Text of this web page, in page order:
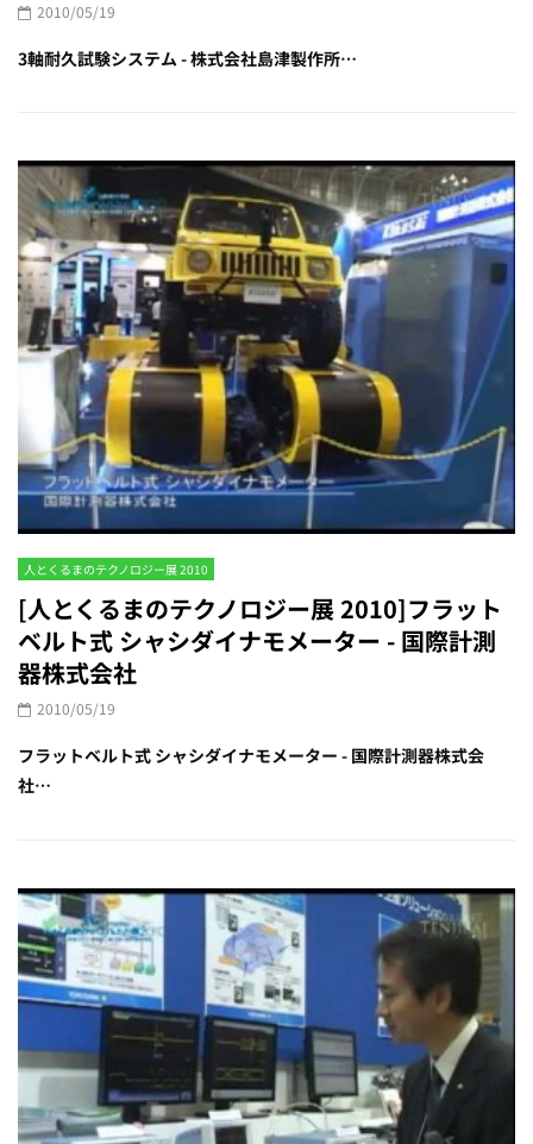
2010/05/19
3軸耐久試験システム - 株式会社島津製作所…
人とくるまのテクノロジー展 2010
[人とくるまのテクノロジー展 2010]フラット
ベルト式 シャシダイナモメーター - 国際計測
器株式会社
2010/05/19
フラットベルト式 シャシダイナモメーター - 国際計測器株式会
社…